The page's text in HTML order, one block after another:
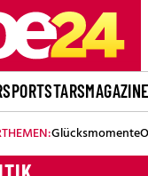
SPORTSTARSMAGAZINE
Glücksmomente